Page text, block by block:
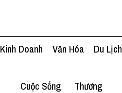
Kinh Doanh Văn Hóa Du Lịch
Cuộc Sống Thương